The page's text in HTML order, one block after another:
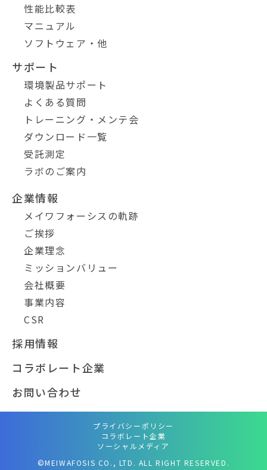
性能比較表
マニュアル
ソフトウェア・他
サポート
環境製品サポート
よくある質問
トレーニング・メンテ会
ダウンロード一覧
受託測定
ラボのご案内
企業情報
メイワフォーシスの軌跡
ご挨拶
企業理念
ミッションバリュー
会社概要
事業内容
CSR
採用情報
コラボレート企業
お問い合わせ
プライバシーポリシー
コラボレート企業
ソーシャルメディア
©MEIWAFOSIS CO., LTD. ALL RIGHT RESERVED.